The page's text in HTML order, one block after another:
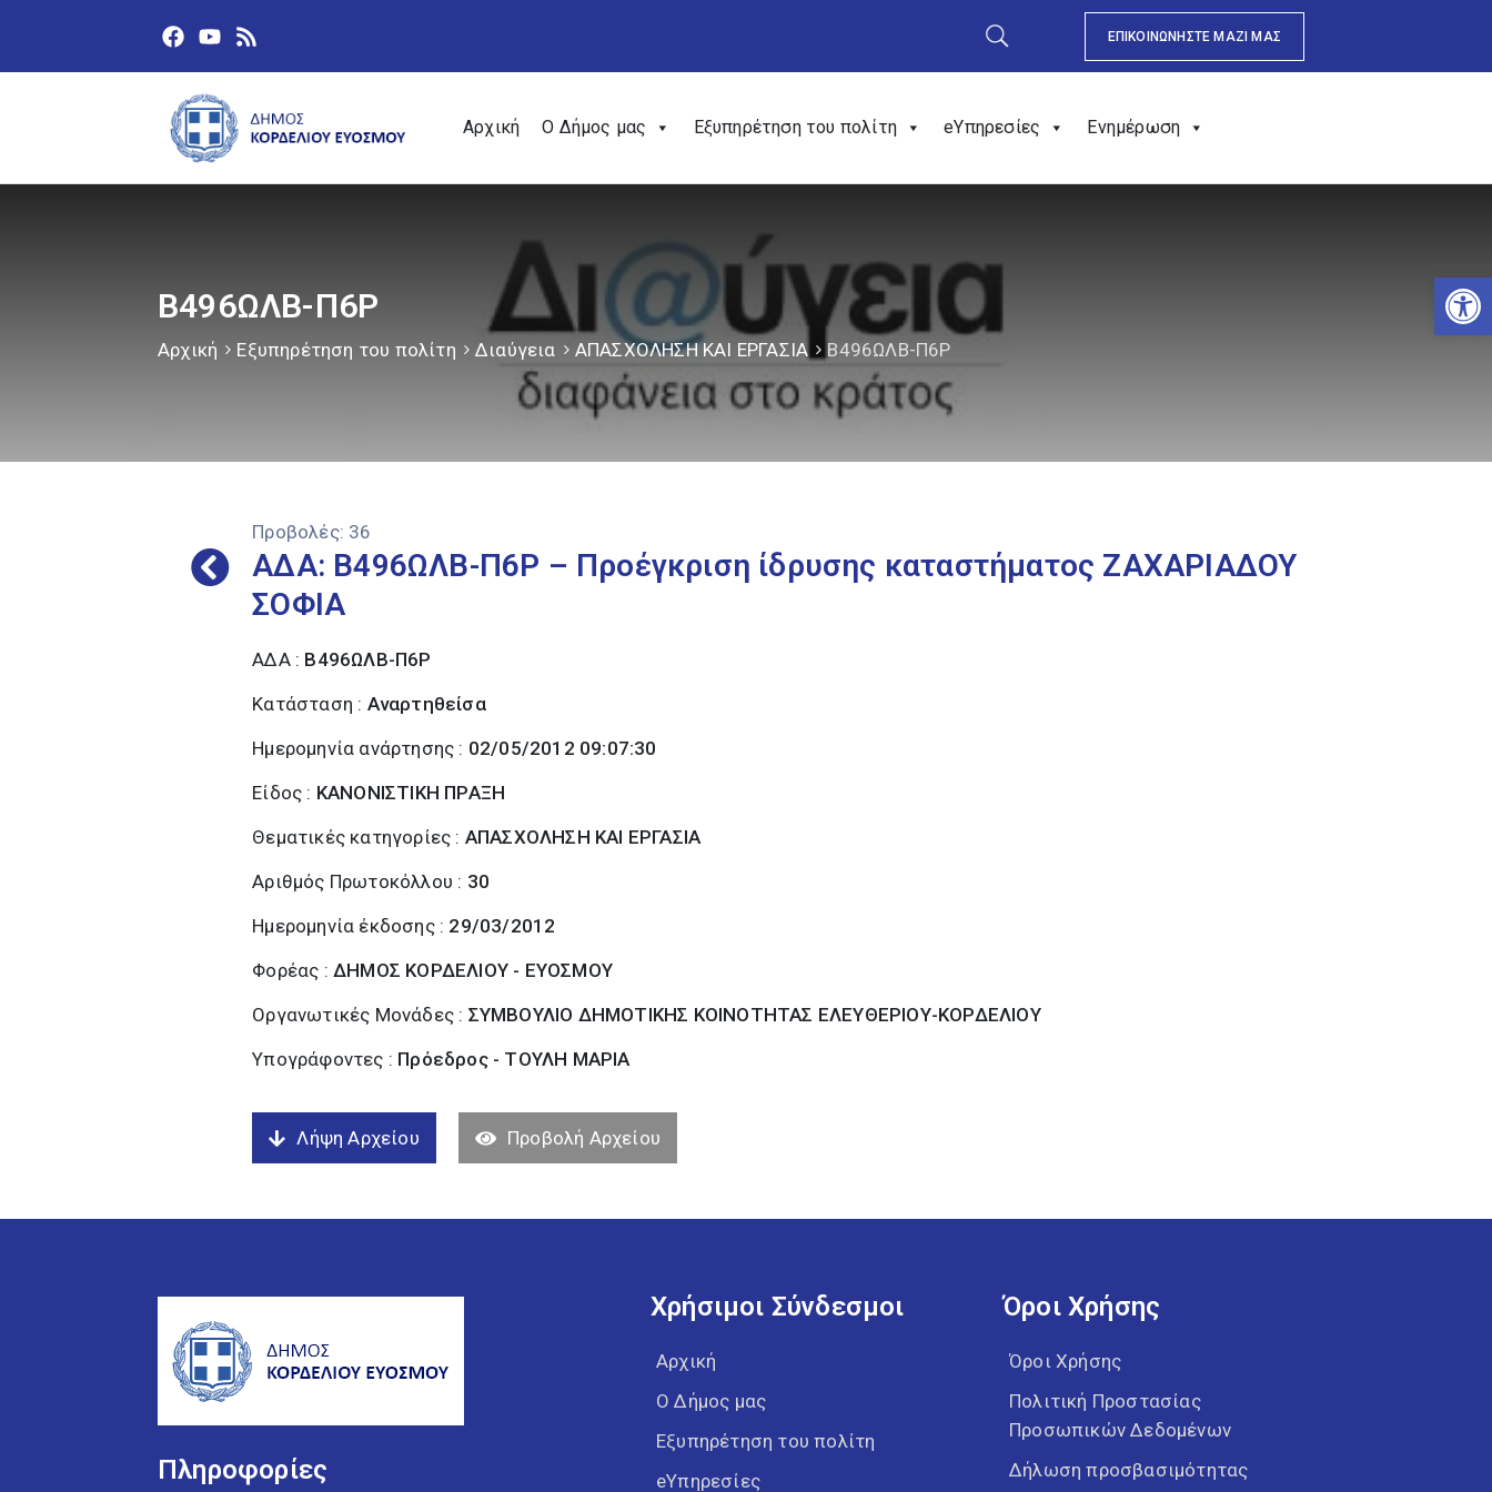
ΕΠΙΚΟΙΝΩΝΗΣΤΕ ΜΑΖΙ ΜΑΣ
Αρχική Ο Δήμος μας Εξυπηρέτηση του πολίτη eΥπηρεσίες Ενημέρωση
Β496ΩΛΒ-Π6Ρ
Αρχική Εξυπηρέτηση του πολίτη Διαύγεια ΑΠΑΣΧΟΛΗΣΗ ΚΑΙ ΕΡΓΑΣΙΑ Β496ΩΛΒ-Π6Ρ
Προβολές: 36
ΑΔΑ: Β496ΩΛΒ-Π6Ρ – Προέγκριση ίδρυσης καταστήματος ΖΑΧΑΡΙΑΔΟΥ
ΣΟΦΙΑ
ΑΔΑ : Β496ΩΛΒ-Π6Ρ
Κατάσταση : Αναρτηθείσα
Ημερομηνία ανάρτησης : 02/05/2012 09:07:30
Είδος : ΚΑΝΟΝΙΣΤΙΚΗ ΠΡΑΞΗ
Θεματικές κατηγορίες : ΑΠΑΣΧΟΛΗΣΗ ΚΑΙ ΕΡΓΑΣΙΑ
Αριθμός Πρωτοκόλλου : 30
Ημερομηνία έκδοσης : 29/03/2012
Φορέας :ΔΗΜΟΣ ΚΟΡΔΕΛΙΟΥ - ΕΥΟΣΜΟΥ
Οργανωτικές Μονάδες : ΣΥΜΒΟΥΛΙΟ ΔΗΜΟΤΙΚΗΣ ΚΟΙΝΟΤΗΤΑΣ ΕΛΕΥΘΕΡΙΟΥ-ΚΟΡΔΕΛΙΟΥ
Υπογράφοντες : Πρόεδρος - ΤΟΥΛΗ ΜΑΡΙΑ
Λήψη Αρχείου Προβολή Αρχείου
Πληροφορίες
Χρήσιμοι Σύνδεσμοι
Αρχική
Ο Δήμος μας
Εξυπηρέτηση του πολίτη
eΥπηρεσίες
Όροι Χρήσης
Όροι Χρήσης
Πολιτική Προστασίας
Προσωπικών Δεδομένων
Δήλωση προσβασιμότητας